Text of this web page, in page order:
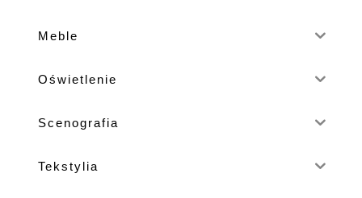
Meble
Oświetlenie
Scenografia
Tekstylia